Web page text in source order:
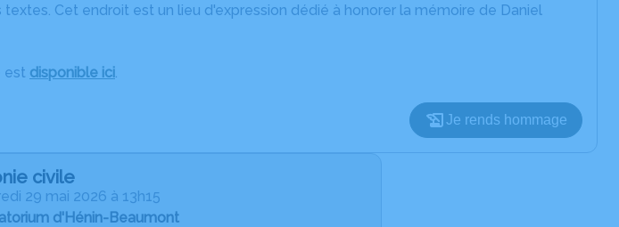
Cet endroit est un lieu d'expression dédié à honorer la mémoire de Daniel
est disponible ici.
Je rends hommage
civile
29 mai 2026 à 13h15
d'Hénin-Beaumont